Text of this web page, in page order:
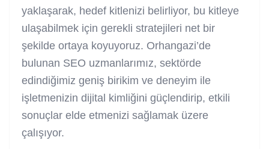
yaklaşarak, hedef kitlenizi belirliyor, bu kitleye
ulaşabilmek için gerekli stratejileri net bir
şekilde ortaya koyuyoruz. Orhangazi’de
bulunan SEO uzmanlarımız, sektörde
edindiğimiz geniş birikim ve deneyim ile
işletmenizin dijital kimliğini güçlendirip, etkili
sonuçlar elde etmenizi sağlamak üzere
çalışıyor.